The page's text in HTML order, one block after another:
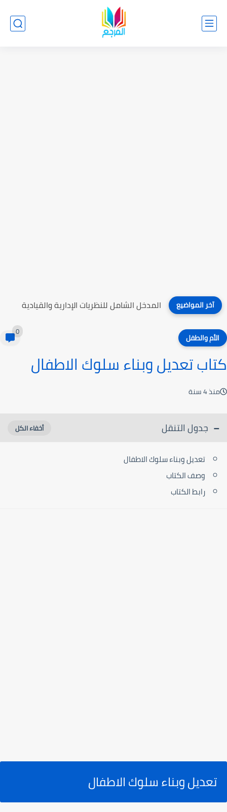
آخر المواضيع المدخل الشامل للنظريات الإدارية والقيادية
الأم والطفل 0
كتاب تعديل وبناء سلوك الاطفال
منذ 4 سنة
جدول التنقل
تعديل وبناء سلوك الاطفال
وصف الكتاب
رابط الكتاب
تعديل وبناء سلوك الاطفال